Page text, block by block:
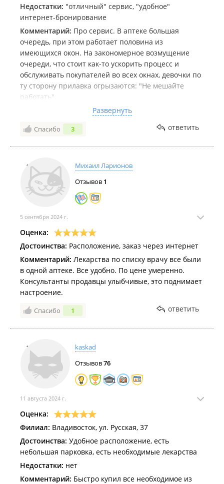
Недостатки: "отличный" сервис, "удобное"
интернет-бронирование
Комментарий: Про сервис. В аптеке большая
очередь, при этом работает половина из
имеющихся окон. На закономерное возмущение
очереди, что стоит как-то ускорить процесс и
обслуживать покупателей во всех окнах, девочки по
ту сторону прилавка огрызаются: "Не мешайте
работать".
Про бронирование. Сделала заказ на сайте, он
подтвердился, пришло смс о готовности. Но когда я
пришла его забрать, мне сказали: "Ой, товара в
актуальностью информации на сайте и где я не буду
мешать сотрудникам работать.
Развернуть
Спасибо 3 ответить
Михаил Ларионов
Отзывов 1
5 сентября 2024 г.
Оценка:
Достоинства: Расположение, заказ через интернет
Комментарий: Лекарства по списку врачу все были
в одной аптеке. Все удобно. По цене умеренно.
Консультанты продавцы улыбчивые, это поднимает
настроение.
Спасибо 1 ответить
kaskad
Отзывов76
11 августа 2024 г.
Оценка:
Филиал: Владивосток, ул. Русская, 37
Достоинства: Удобное расположение, есть
небольшая парковка, есть необходимые лекарства
Недостатки: нет
Комментарий: Быстро купил все необходимое из